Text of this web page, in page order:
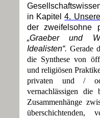
in Kapitel4.
der zweifelsohne
„Graeber und
Idealisten“. Gerade
die Synthese von
und religiösen
privaten und /
vernachlässigen die
Zusammenhänge